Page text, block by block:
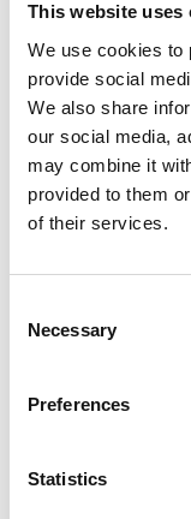
This website uses
We use cookies to
provide social
We also share
our social media,
may combine it
provided to them
of their services.
Selection
Necessary
Preferences
Statistics
wichtig
den
Gewinne
Tail-
wie viel Tail
steigert